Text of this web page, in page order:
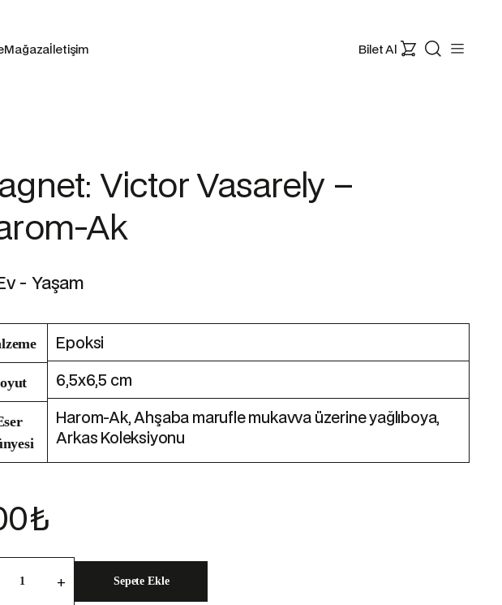
Mağazaİletişim Bilet Al
Victor Vasarely –
Ak
- Yaşam
Epoksi
6,5x6,5 cm
Harom-Ak, Ahşaba marufle mukavva üzerine yağlıboya,
Arkas Koleksiyonu
₺
+ Sepete Ekle